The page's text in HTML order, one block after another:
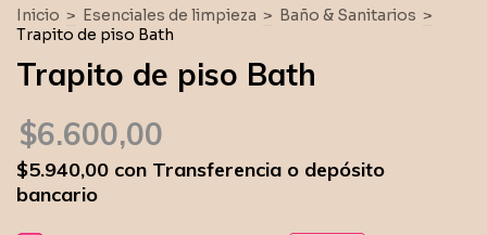
Inicio > Esenciales de limpieza > Baño & Sanitarios >
Trapito de piso Bath
Trapito de piso Bath
$6.600,00
$5.940,00 con Transferencia o depósito
bancario